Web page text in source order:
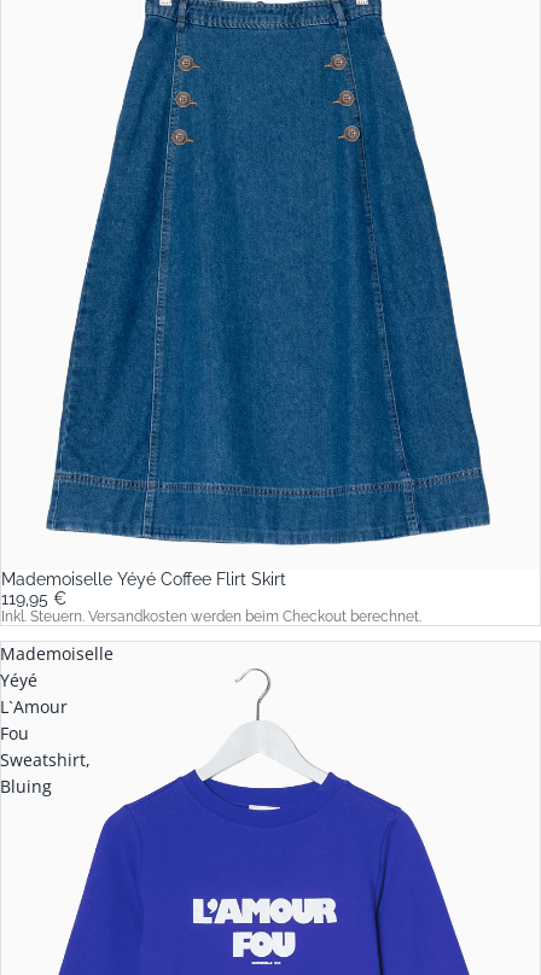
Mademoiselle Yéyé Coffee Flirt Skirt
119,95 €
Inkl. Steuern. Versandkosten werden beim Checkout berechnet.
Mademoiselle
Yéyé
L`Amour
Fou
Sweatshirt,
Bluing